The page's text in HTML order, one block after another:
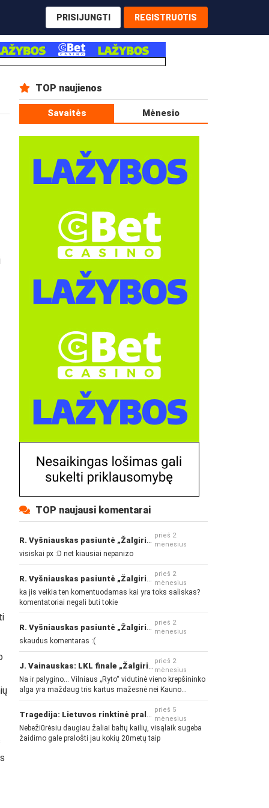
PRISIJUNGTI REGISTRUOTIS
TOP naujienos
Savaitės Mėnesio
TOP naujausi komentarai
prieš 2
mėnesius
visiskai px :D net kiausiai nepanizo
prieš 2
mėnesius
ka jis veikia ten komentuodamas kai yra toks saliskas?
komentatoriai negali buti tokie
prieš 2
mėnesius
skaudus komentaras :(
prieš 2
mėnesius
Na ir palygino... Vilniaus „Ryto“ vidutinė vieno krepšininko
alga yra maždaug tris kartus mažesnė nei Kauno
„Žalgirio“... Mokama už sugebėjimus... Nėra pinigų - nėra
gerų žaidėjų...
prieš 5
mėnesius
Nebežiūrėsiu daugiau žaliai baltų kailių, visąlaik sugeba
žaidimo gale pralošti jau kokių 20metų taip